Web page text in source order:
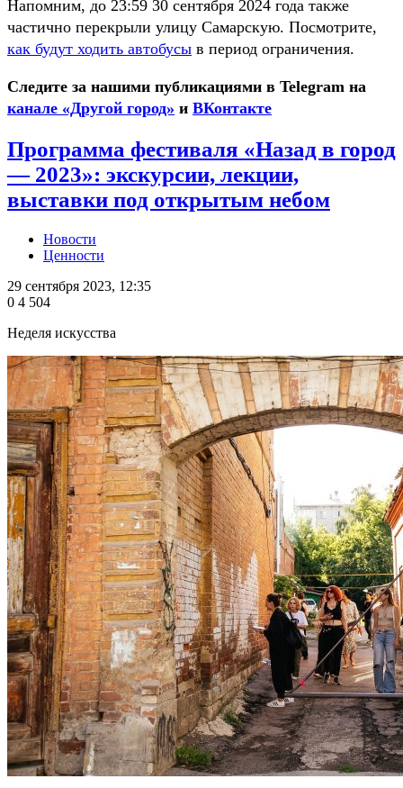
Напомним, до 23:59 30 сентября 2024 года также
частично перекрыли улицу Самарскую. Посмотрите,
как будут ходить автобусы в период ограничения.
Следите за нашими публикациями в Telegram на
канале «Другой город» и ВКонтакте
Программа фестиваля «Назад в город
— 2023»: экскурсии, лекции,
выставки под открытым небом
Новости
Ценности
29 сентября 2023, 12:35
0 4 504
Неделя искусства